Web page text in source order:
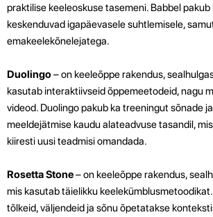
praktilise keeleoskuse tasemeni. Babbel
keskenduvad igapäevasele suhtlemisele,
emakeelekõnelejatega.
Duolingo– on keeleõppe rakendus,
kasutab interaktiivseid õppemeetodeid, nagu
videod. Duolingo pakub ka treeningut sõnade
meeldejätmise kaudu alateadvuse tasandil,
kiiresti uusi teadmisi omandada.
Rosetta Stone– on keeleõppe rakendus,
mis kasutab täielikku
tõlkeid, väljendeid ja sõnu õpetatakse